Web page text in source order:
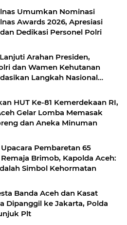
Umumkan Nominasi
Awards 2026, Apresiasi
Dedikasi Personel Polri
Arahan Presiden,
dan Wamen Kehutanan
Langkah Nasional
HUT Ke-81 Kemerdekaan RI,
Gelar Lomba Memasak
dan Aneka Minuman
Pembaretan 65
Brimob, Kapolda Aceh:
Simbol Kehormatan
Banda Aceh dan Kasat
Dipanggil ke Jakarta, Polda
Plt